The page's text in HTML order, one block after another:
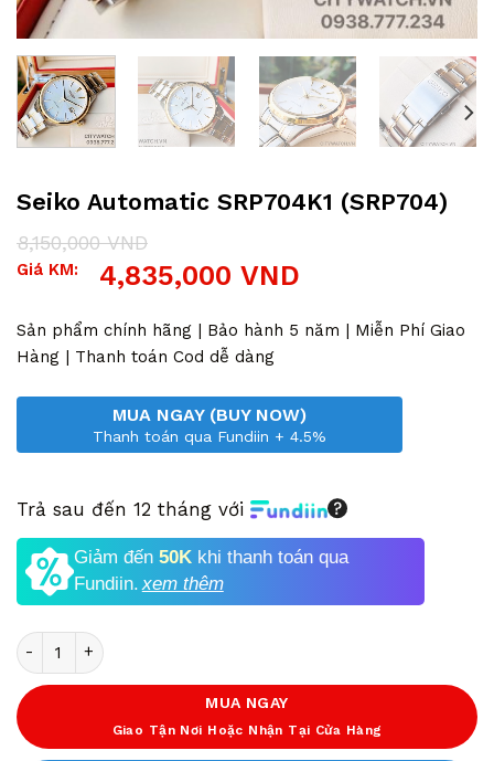
Seiko Automatic SRP704K1 (SRP704)
8,150,000VND
Giá
8,150,000 VND.
4,835,000 VND
Giá
là:
4,835,000 VND.
Giá KM:
Sản phẩm chính hãng | Bảo hành 5 năm | Miễn Phí Giao
Hàng | Thanh toán Cod dễ dàng
MUA NGAY (BUY NOW)
Thanh toán qua Fundiin + 4.5%
Trả sau đến 12 tháng với
Giảm đến 50K khi thanh toán qua
Fundiin.xem thêm
Số lượng
MUA NGAY
Giao Tận Nơi Hoặc Nhận Tại Cửa Hàng